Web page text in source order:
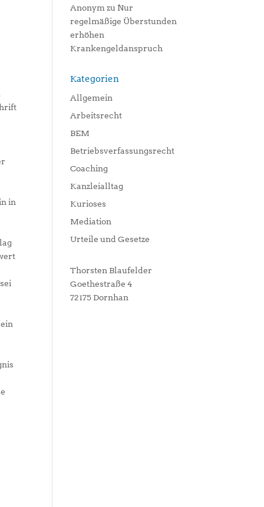
in
Anonym zu Nur
regelmäßige Überstunden
erhöhen
Krankengeldanspruch
Kategorien
Allgemein
Arbeitsrecht
BEM
Betriebsverfassungsrecht
Coaching
Kanzleialltag
Kurioses
Mediation
Urteile und Gesetze
Thorsten Blaufelder
Goethestraße 4
72175 Dornhan